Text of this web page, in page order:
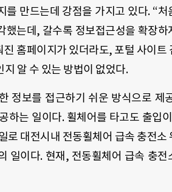
만드는데 강점을 가지고 있다. “처
는데, 갈수록 정보접근성을 확장하
홈페이지가 있더라도, 포털 사이트
알 수 있는 방법이 없었다.
정보를 접근하기 쉬운 방식으로 제
하는 일이다. 휠체어를 타고도 출입
로 대전시내 전동휠체어 급속 충전소
일이다. 현재, 전동휠체어 급속 충전